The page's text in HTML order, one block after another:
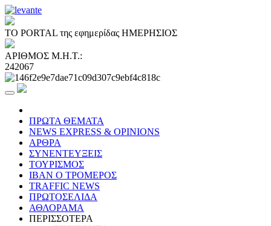
ΤΟ PORTAL της εφημερίδας ΗΜΕΡΗΣΙΟΣ
ΑΡΙΘΜΟΣ Μ.Η.Τ.:
242067
ΠΡΩΤΑ ΘΕΜΑΤΑ
NEWS EXPRESS & OPINIONS
ΑΡΘΡΑ
ΣΥΝΕΝΤΕΥΞΕΙΣ
ΤΟΥΡΙΣΜΟΣ
ΙΒΑΝ Ο ΤΡΟΜΕΡΟΣ
TRAFFIC NEWS
ΠΡΩΤΟΣΕΛΙΔΑ
ΑΘΛΟΡΑΜΑ
ΠΕΡΙΣΣΟΤΕΡΑ